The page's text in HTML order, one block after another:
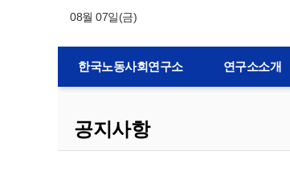
08월 07일(금)
한국노동사회연구소 연구소소개
공지사항